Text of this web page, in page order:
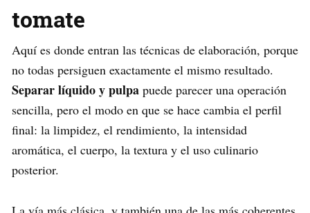
tomate
Aquí es donde entran las técnicas de elaboración, porque
no todas persiguen exactamente el mismo resultado.
Separar líquido y pulpa puede parecer una operación
sencilla, pero el modo en que se hace cambia el perfil
final: la limpidez, el rendimiento, la intensidad
aromática, el cuerpo, la textura y el uso culinario
posterior.